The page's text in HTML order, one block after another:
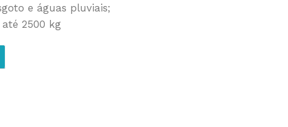
e águas pluviais;
2500 kg